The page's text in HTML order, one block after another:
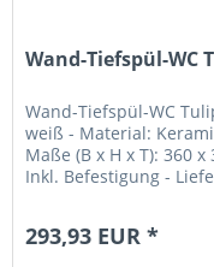
Wand-Tiefspül-WC
Wand-Tiefspül-WC
weiß - Material:
Maße (B x H x T): 360
Inkl. Befestigung -
293,93 EUR *